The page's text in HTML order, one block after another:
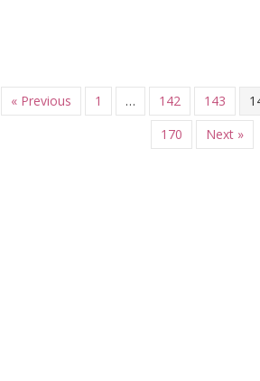
« Previous 1 … 142 143
170
Next »